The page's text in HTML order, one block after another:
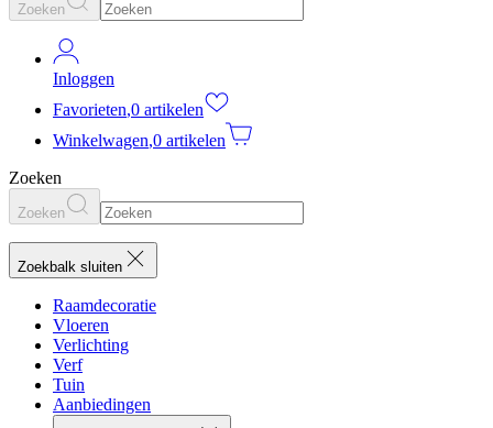
Zoeken
Inloggen
Favorieten,0 artikelen
Winkelwagen,0 artikelen
Zoeken
Zoeken
Zoekbalk sluiten
Raamdecoratie
Vloeren
Verlichting
Verf
Tuin
Aanbiedingen